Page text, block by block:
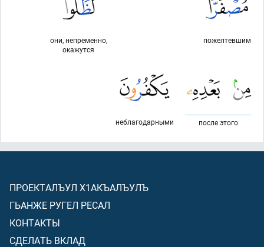
пожелтевшим
они, непременно,
окажутся
после этого
неблагодарными
ПРОЕКТАЛЪУЛ Х1АКЪАЛЪУЛЪ
ГЬАНЖЕ РУГЕЛ РЕСАЛ
КОНТАКТЫ
СДЕЛАТЬ ВКЛАД